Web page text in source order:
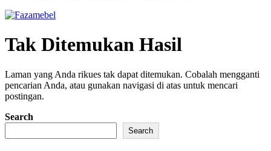
Tak Ditemukan Hasil
Laman yang Anda rikues tak dapat ditemukan. Cobalah mengganti
pencarian Anda, atau gunakan navigasi di atas untuk mencari
postingan.
Search
Search